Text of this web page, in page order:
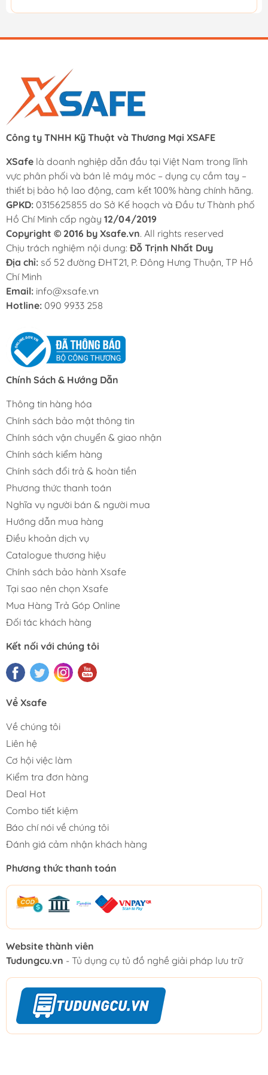
Công ty TNHH Kỹ Thuật và Thương Mại XSAFE
XSafe là doanh nghiệp dẫn đầu tại Việt Nam trong lĩnh
vực phân phối và bán lẻ máy móc – dụng cụ cầm tay –
thiết bị bảo hộ lao động, cam kết 100% hàng chính hãng.
GPKD: 0315625855 do Sở Kế hoạch và Đầu tư Thành phố
Hồ Chí Minh cấp ngày 12/04/2019
Copyright © 2016 by Xsafe.vn. All rights reserved
Chịu trách nghiệm nội dung: Đỗ Trịnh Nhất Duy
Địa chỉ: số 52 đường ĐHT21, P. Đông Hưng Thuận, TP Hồ
Chí Minh
Email: info@xsafe.vn
Hotline: 090 9933 258
Chính Sách & Hướng Dẫn
Thông tin hàng hóa
Chính sách bảo mật thông tin
Chính sách vận chuyển & giao nhận
Chính sách kiểm hàng
Chính sách đổi trả & hoàn tiền
Phương thức thanh toán
Nghĩa vụ người bán & người mua
Hướng dẫn mua hàng
Điều khoản dịch vụ
Catalogue thương hiệu
Chính sách bảo hành Xsafe
Tại sao nên chọn Xsafe
Mua Hàng Trả Góp Online
Đối tác khách hàng
Kết nối với chúng tôi
Về Xsafe
Về chúng tôi
Liên hệ
Cơ hội việc làm
Kiểm tra đơn hàng
Deal Hot
Combo tiết kiệm
Báo chí nói về chúng tôi
Đánh giá cảm nhận khách hàng
Phương thức thanh toán
Website thành viên
Tudungcu.vn - Tủ dụng cụ tủ đồ nghề giải pháp lưu trữ